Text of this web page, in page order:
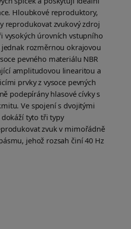
Hloubkové reproduktory,
reprodukovat zvukový zdroj
vysokých úrovních vstupního
rozměrnou okrajovou
pevného materiálu NBR
amplitudovou linearitou a
prvky z vysoce pevných
podepírány hlasové cívky s
Ve spojení s dvojitými
tyto tři typy
zvuk v mimořádně
jehož rozsah činí 40 Hz